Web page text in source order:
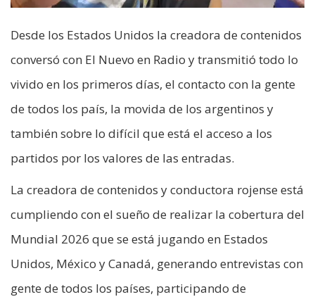
Desde los Estados Unidos la creadora de contenidos
conversó con El Nuevo en Radio y transmitió todo lo
vivido en los primeros días, el contacto con la gente
de todos los país, la movida de los argentinos y
también sobre lo difícil que está el acceso a los
partidos por los valores de las entradas.
La creadora de contenidos y conductora rojense está
cumpliendo con el sueño de realizar la cobertura del
Mundial 2026 que se está jugando en Estados
Unidos, México y Canadá, generando entrevistas con
gente de todos los países, participando de